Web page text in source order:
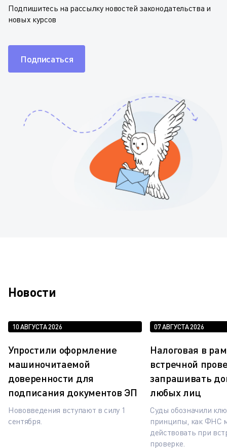
Подпишитесь на рассылку новостей законодательства и
новых курсов
Подписаться
Новости
10 АВГУСТА 2026
Упростили оформление
машиночитаемой
доверенности для
подписания документов ЭП
Нововведения вступают в силу 1
сентября.
07 АВГУСТА 2026
Налоговая в
встречной
запрашивать
любых лиц
Суды обозначили
принципы, как ФНС
действовать при
проверке.